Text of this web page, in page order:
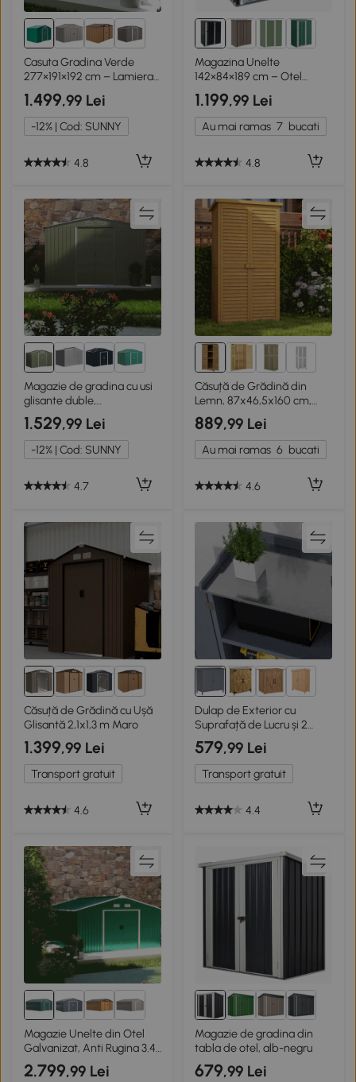
1+
Casuta Gradina Verde
277×191×192 cm – Lamiera
Fier
1.499,99 Lei
-12% | Cod: SUNNY
4.8
Magazina Unelte
142×84×189 cm – Otel
Impermeabil
1.199,99 Lei
Au mai ramas 7 bucati
4.8
3+
Magazie de gradina cu usi
glisante duble,
277x195x192cm, verde
1.529,99 Lei
-12% | Cod: SUNNY
4.7
1+
Căsuță de Grădină din
Lemn, 87x46,5x160 cm,
Lemn
889,99 Lei
Au mai ramas 6 bucati
4.6
6+
Căsuță de Grădină cu Ușă
Glisantă 2,1x1,3 m Maro
1.399,99 Lei
Transport gratuit
4.6
3+
Dulap de Exterior cu
Suprafață de Lucru și 2
Rafturi
579,99 Lei
Transport gratuit
4.4
Magazie Unelte din Otel
Galvanizat, Anti Rugina 3.4
x 3.86 x 2 m, verde
2.799,99 Lei
Magazie de gradina din
tabla de otel, alb-negru
679,99 Lei